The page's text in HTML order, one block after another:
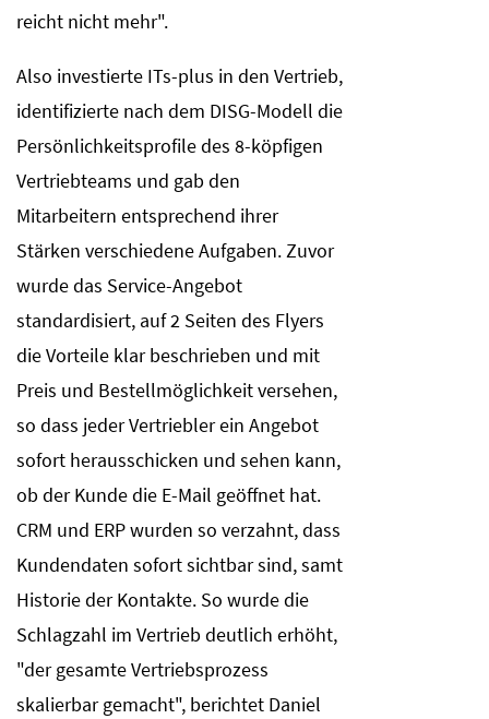
reicht nicht mehr".
Also investierte ITs-plus in den Vertrieb,
identifizierte nach dem DISG-Modell die
Persönlichkeitsprofile des 8-köpfigen
Vertriebteams und gab den
Mitarbeitern entsprechend ihrer
Stärken verschiedene Aufgaben. Zuvor
wurde das Service-Angebot
standardisiert, auf 2 Seiten des Flyers
die Vorteile klar beschrieben und mit
Preis und Bestellmöglichkeit versehen,
so dass jeder Vertriebler ein Angebot
sofort herausschicken und sehen kann,
ob der Kunde die E-Mail geöffnet hat.
CRM und ERP wurden so verzahnt, dass
Kundendaten sofort sichtbar sind, samt
Historie der Kontakte. So wurde die
Schlagzahl im Vertrieb deutlich erhöht,
"der gesamte Vertriebsprozess
skalierbar gemacht", berichtet Daniel